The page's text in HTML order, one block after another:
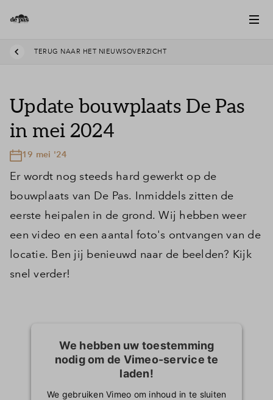
TERUG NAAR HET NIEUWSOVERZICHT
Update bouwplaats De Pas
in mei 2024
19 mei '24
Er wordt nog steeds hard gewerkt op de
bouwplaats van De Pas. Inmiddels zitten de
eerste heipalen in de grond. Wij hebben weer
een video en een aantal foto's ontvangen van de
locatie. Ben jij benieuwd naar de beelden? Kijk
snel verder!
We hebben uw toestemming
nodig om de Vimeo-service te
laden!
We gebruiken Vimeo om inhoud in te sluiten